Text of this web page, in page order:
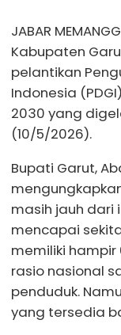
JABAR
Kabupaten
pelantikan
Indonesia
2030 yang
(10/5/2026).
Bupati Garut,
masih jauh dari
mencapai
memiliki
rasio nasional
penduduk.
yang tersedia